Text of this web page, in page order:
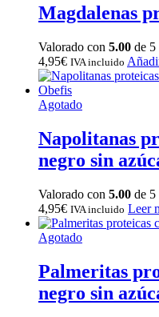
Magdalenas
Valorado con 5.00 de 5
4,95€ IVA incluido
Agotado
Napolitanas
negro sin
Valorado con 5.00 de 5
4,95€ IVA incluido Leer
Agotado
Palmeritas
negro sin